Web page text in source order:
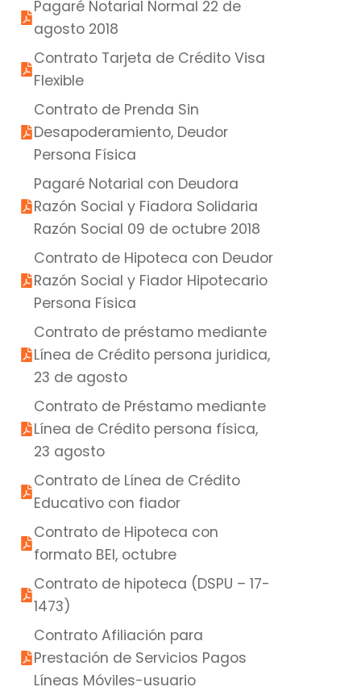
Pagaré Notarial Normal 22 de
agosto 2018
Contrato Tarjeta de Crédito Visa
Flexible
Contrato de Prenda Sin
Desapoderamiento, Deudor
Persona Física
Pagaré Notarial con Deudora
Razón Social y Fiadora Solidaria
Razón Social 09 de octubre 2018
Contrato de Hipoteca con Deudor
Razón Social y Fiador Hipotecario
Persona Física
Contrato de préstamo mediante
Línea de Crédito persona juridica,
23 de agosto
Contrato de Préstamo mediante
Línea de Crédito persona física,
23 agosto
Contrato de Línea de Crédito
Educativo con fiador
Contrato de Hipoteca con
formato BEI, octubre
Contrato de hipoteca (DSPU – 17-
1473)
Contrato Afiliación para
Prestación de Servicios Pagos
Líneas Móviles-usuario